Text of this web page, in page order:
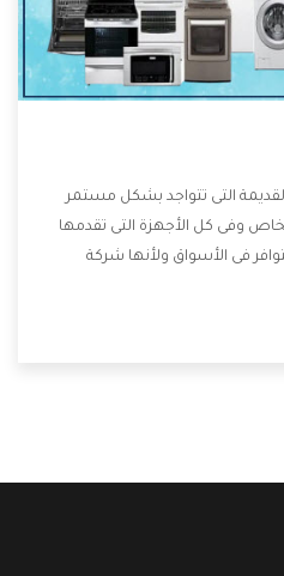
التى تتواجد بشكل مستمر
وفى كل الأجهزة التى تقدمها
فى الأسواق ولأنها شركة
التى تسهل على